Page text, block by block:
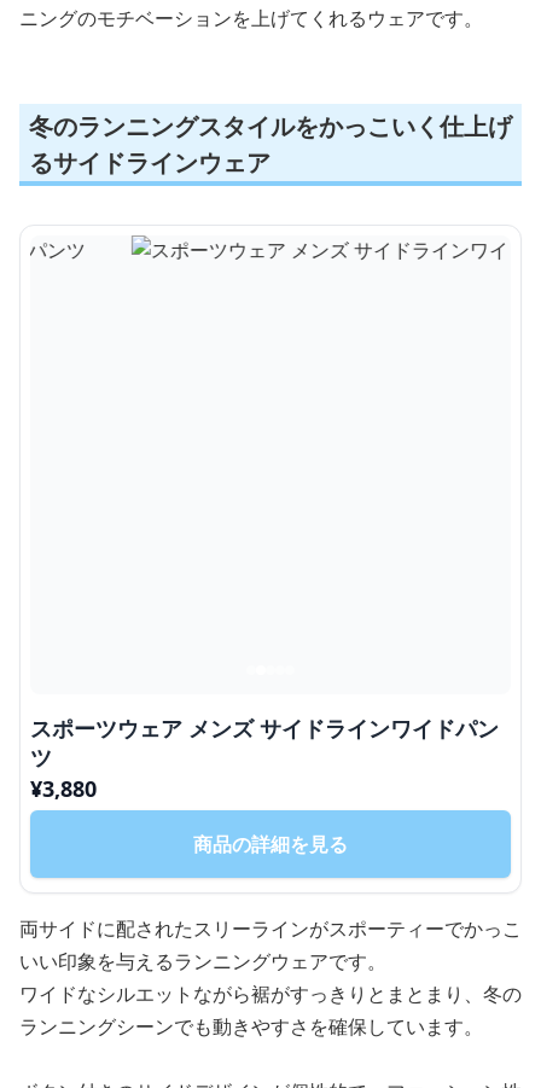
ニングのモチベーションを上げてくれるウェアです。
冬のランニングスタイルをかっこいく仕上げ
るサイドラインウェア
スポーツウェア メンズ サイドラインワイドパン
ツ
¥3,880
商品の詳細を見る
両サイドに配されたスリーラインがスポーティーでかっこ
いい印象を与えるランニングウェアです。
ワイドなシルエットながら裾がすっきりとまとまり、冬の
ランニングシーンでも動きやすさを確保しています。